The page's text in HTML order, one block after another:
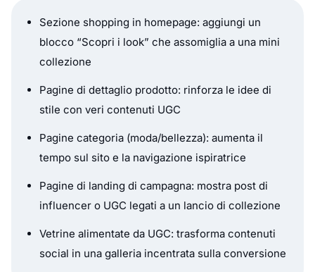
Sezione shopping in homepage: aggiungi un
blocco “Scopri i look” che assomiglia a una mini
collezione
Pagine di dettaglio prodotto: rinforza le idee di
stile con veri contenuti UGC
Pagine categoria (moda/bellezza): aumenta il
tempo sul sito e la navigazione ispiratrice
Pagine di landing di campagna: mostra post di
influencer o UGC legati a un lancio di collezione
Vetrine alimentate da UGC: trasforma contenuti
social in una galleria incentrata sulla conversione